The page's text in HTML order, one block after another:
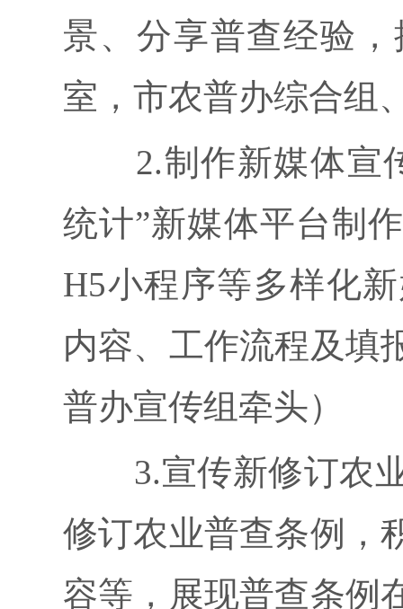
景、分享普查经验
室，市农普办综合组
2.制作新媒体宣传
统计”新媒体平台制
H5小程序等多样化
内容、工作流程及填
普办宣传组牵头）
3.宣传新修订农业
修订农业普查条例，
容等，展现普查条例